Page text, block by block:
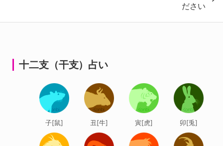
ー
ださい
十二支（干支）占い
子[鼠] 丑[牛] 寅[虎] 卯[兎]